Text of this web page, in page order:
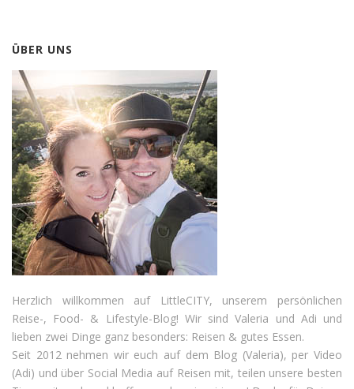
ÜBER UNS
Herzlich willkommen auf LittleCITY, unserem persönlichen
Reise-, Food- & Lifestyle-Blog! Wir sind Valeria und Adi und
lieben zwei Dinge ganz besonders: Reisen & gutes Essen.
Seit 2012 nehmen wir euch auf dem Blog (Valeria), per Video
(Adi) und über Social Media auf Reisen mit, teilen unsere besten